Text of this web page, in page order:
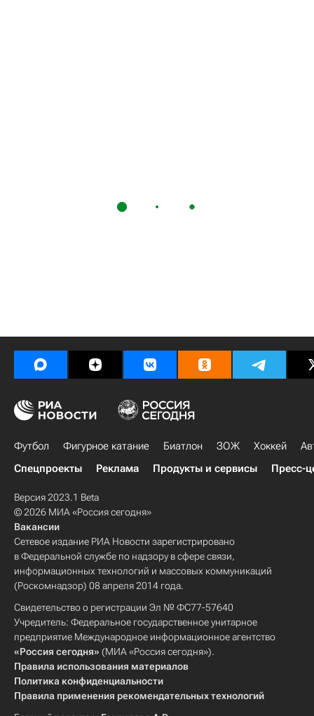
Футбол Фигурное катание Биатлон ЗОЖ Хоккей
Спецпроекты
Реклама Продукты и сервисы Пресс-
Версия 2023.1 Beta
© 2026 МИА «Россия сегодня»
Вакансии
Сетевое издание РИА Новости зарегистрировано
в Федеральной службе по надзору в сфере связи,
информационных технологий и массовых коммуникаций
(Роскомнадзор) 08 апреля 2014 года.
Свидетельство о регистрации Эл № ФС77-57640
Учредитель: Федеральное государственное унитарное
предприятие Международное информационное агентство
«Россия сегодня» (МИА «Россия сегодня»).
Правила использования материалов
Политика конфиденциальности
Правила применения рекомендательных технологий